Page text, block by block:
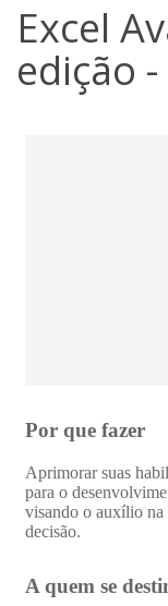
Excel
edição